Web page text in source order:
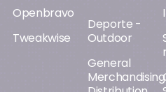
Openbravo
Tweakwise
Deporte -
Outdoor
General
Merchandising